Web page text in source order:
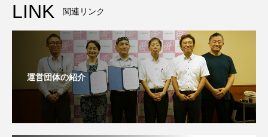
LINK 関連リンク
運営団体の紹介